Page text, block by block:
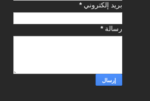
بريد إلكتروني*
رسالة*